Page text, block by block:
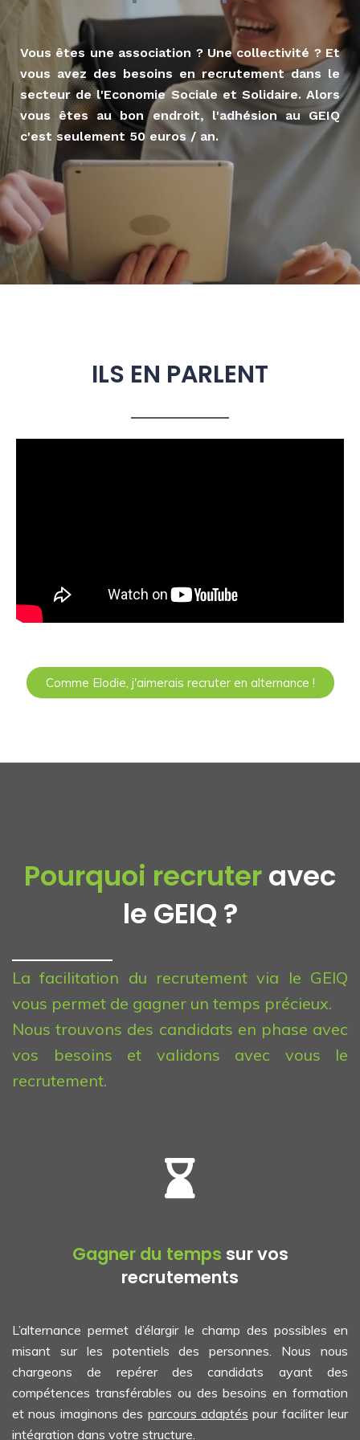
Vous êtes une association ? Une collectivité ? Et
vous avez des besoins en recrutement dans le
secteur de l'Economie Sociale et Solidaire. Alors
vous êtes au bon endroit, l'adhésion au GEIQ
c'est seulement 50 euros / an.
ILS EN PARLENT
Comme Elodie, j'aimerais recruter en alternance !
Pourquoi recruteravec
le GEIQ ?
La facilitation du recrutement via le GEIQ
vous permet de gagner un temps précieux.
Nous trouvons des candidats en phase avec
vos besoins et validons avec vous le
recrutement.
Gagner du temps sur vos
recrutements
L’alternance permet d’élargir le champ des possibles en
misant sur les potentiels des personnes. Nous nous
chargeons de repérer des candidats ayant des
compétences transférables ou des besoins en formation
et nous imaginons des parcours adaptés pour faciliter leur
intégration dans votre structure.